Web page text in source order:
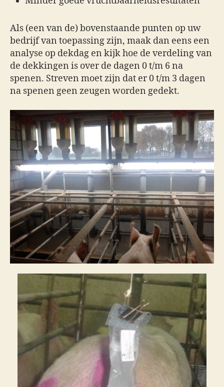
Als (een van de) bovenstaande punten op uw
bedrijf van toepassing zijn, maak dan eens een
analyse op dekdag en kijk hoe de verdeling van
de dekkingen is over de dagen 0 t/m 6 na
spenen. Streven moet zijn dat er 0 t/m 3 dagen
na spenen geen zeugen worden gedekt.